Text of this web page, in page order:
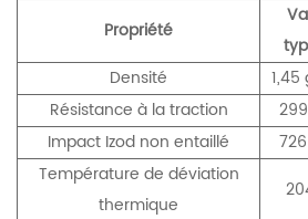
Propriété
Densité
Résistance à la traction
Impact Izod non entaillé
Température de déviation
thermique